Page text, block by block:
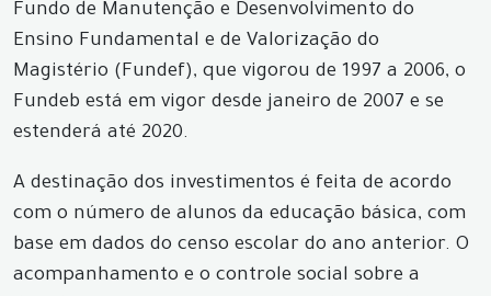
Fundo de Manutenção e Desenvolvimento do
Ensino Fundamental e de Valorização do
Magistério (Fundef), que vigorou de 1997 a 2006, o
Fundeb está em vigor desde janeiro de 2007 e se
estenderá até 2020.
A destinação dos investimentos é feita de acordo
com o número de alunos da educação básica, com
base em dados do censo escolar do ano anterior. O
acompanhamento e o controle social sobre a